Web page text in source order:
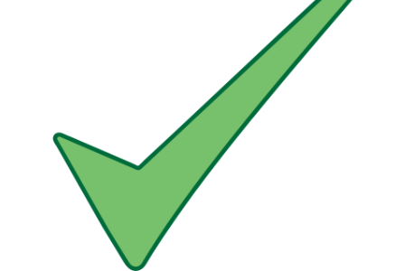
подходы к формированию и реализации государственной
политики в сфере обеспечения национальной
безопасности. Проект одобрен Советом Безопасности
Республики Беларусь и в настоящее время проходит
общественное обсуждение с привлечением
представителей научного и экспертного сообщества.